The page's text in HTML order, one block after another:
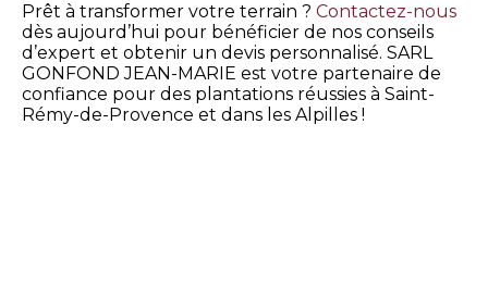
Prêt à transformer votre terrain ? Contactez-nous
dès aujourd’hui pour bénéficier de nos conseils
d’expert et obtenir un devis personnalisé. SARL
GONFOND JEAN-MARIE est votre partenaire de
confiance pour des plantations réussies à Saint-
Rémy-de-Provence et dans les Alpilles !